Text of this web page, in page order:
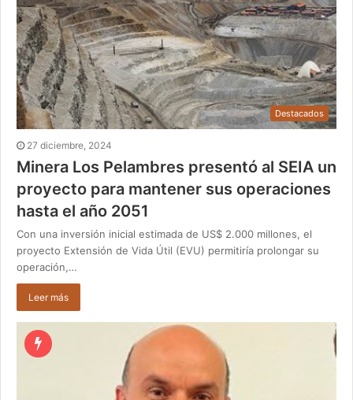
Destacados
27 diciembre, 2024
Minera Los Pelambres presentó al SEIA un
proyecto para mantener sus operaciones
hasta el año 2051
Con una inversión inicial estimada de US$ 2.000 millones, el
proyecto Extensión de Vida Útil (EVU) permitiría prolongar su
operación,…
Leer más